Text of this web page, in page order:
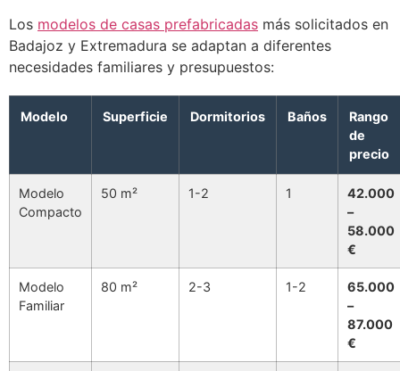
Los modelos de casas prefabricadas más solicitados en
Badajoz y Extremadura se adaptan a diferentes
necesidades familiares y presupuestos:
Modelo Superficie Dormitorios Baños
Rango
de
precio
Modelo
Compacto
50 m² 1-2 1
42.000
–
58.000
€
Modelo
Familiar
80 m² 2-3 1-2
65.000
–
87.000
€